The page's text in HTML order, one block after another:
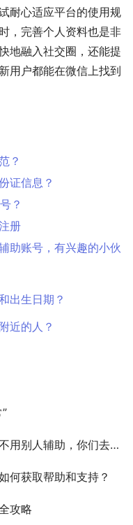
耐心适应平台的使用规
，完善个人资料也是非
地融入社交圈，还能提
用户都能在微信上找到
？
证信息？
？
册
助账号，有兴趣的小伙
出生日期？
近的人？
助，你们去找回自己的号
何获取帮助和支持？
攻略